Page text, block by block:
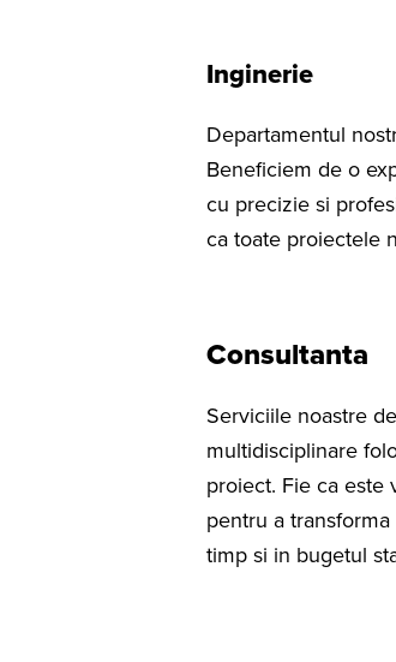
Inginerie
Departamentul
Beneficiem de o
cu precizie si
ca toate proiectele
Consultanta
Serviciile noastre
multidisciplinare
proiect. Fie ca este
pentru a
timp si in bugetul